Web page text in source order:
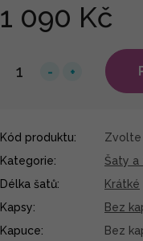
1 090 Kč
Kód produktu:
Zvolte
Kategorie:
Šaty a
Délka šatů:
Krátké
Kapsy:
Bez
Kapuce:
Bez